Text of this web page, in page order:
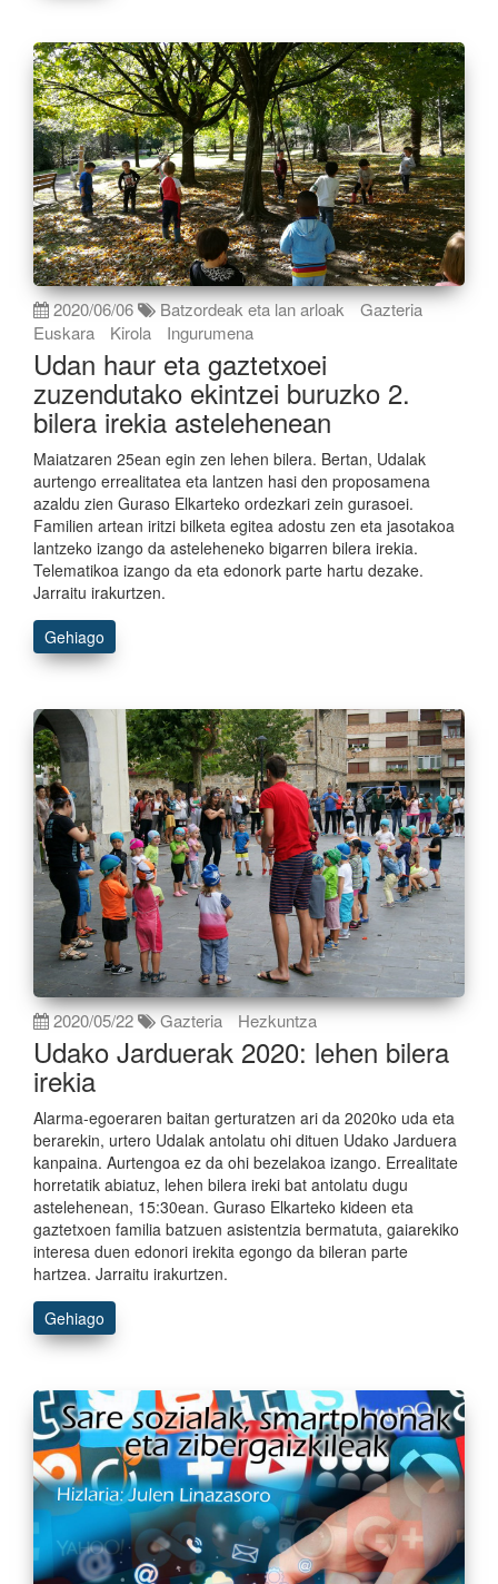
2020/06/06 Batzordeak eta lan arloak
Gazteria
Euskara
Kirola Ingurumena
Udan haur eta gaztetxoei
zuzendutako ekintzei buruzko 2.
bilera irekia astelehenean
Maiatzaren 25ean egin zen lehen bilera. Bertan, Udalak
aurtengo errealitatea eta lantzen hasi den proposamena
azaldu zien Guraso Elkarteko ordezkari zein gurasoei.
Familien artean iritzi bilketa egitea adostu zen eta jasotakoa
lantzeko izango da asteleheneko bigarren bilera irekia.
Telematikoa izango da eta edonork parte hartu dezake.
Jarraitu irakurtzen.
Gehiago
2020/05/22 Gazteria Hezkuntza
Udako Jarduerak 2020: lehen bilera
irekia
Alarma-egoeraren baitan gerturatzen ari da 2020ko uda eta
berarekin, urtero Udalak antolatu ohi dituen Udako Jarduera
kanpaina. Aurtengoa ez da ohi bezelakoa izango. Errealitate
horretatik abiatuz, lehen bilera ireki bat antolatu dugu
astelehenean, 15:30ean. Guraso Elkarteko kideen eta
gaztetxoen familia batzuen asistentzia bermatuta, gaiarekiko
interesa duen edonori irekita egongo da bileran parte
hartzea. Jarraitu irakurtzen.
Gehiago